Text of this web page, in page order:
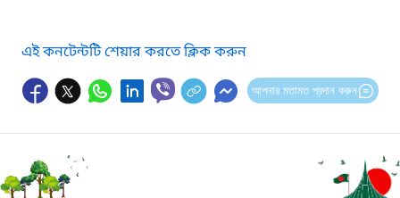
এই কনটেন্টটি শেয়ার করতে ক্লিক করুন
আপনার মতামত প্রদান করুন